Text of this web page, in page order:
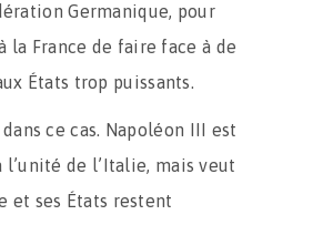
Germanique, pour
la France de faire face à de
États trop puissants.
ce cas. Napoléon III est
l’unité de l’Italie, mais veut
et ses États restent